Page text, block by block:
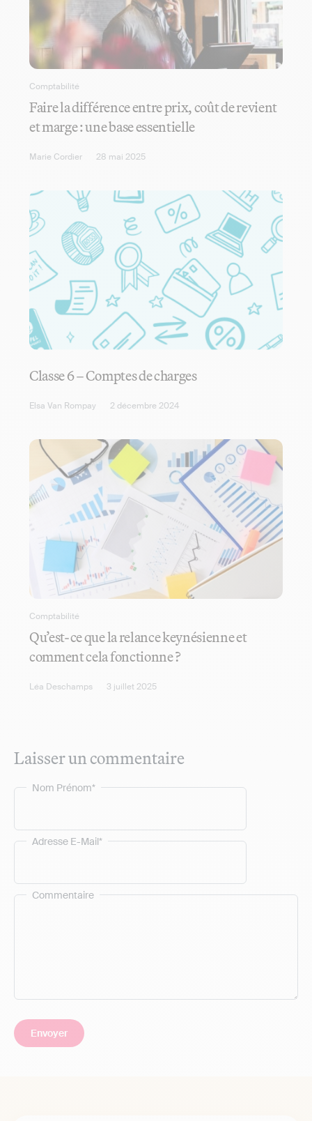
Comptabilité
Faire la différence entre prix, coût de revient
et marge : une base essentielle
Marie Cordier 28 mai 2025
Classe 6 – Comptes de charges
Elsa Van Rompay 2 décembre 2024
Comptabilité
Qu’est-ce que la relance keynésienne et
comment cela fonctionne ?
Léa Deschamps 3 juillet 2025
Laisser un commentaire
Commentaire
Nom Prénom*
Adresse E-Mail*